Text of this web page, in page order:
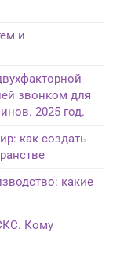
и
звонком для
2025 год.
как создать
какие
Кому